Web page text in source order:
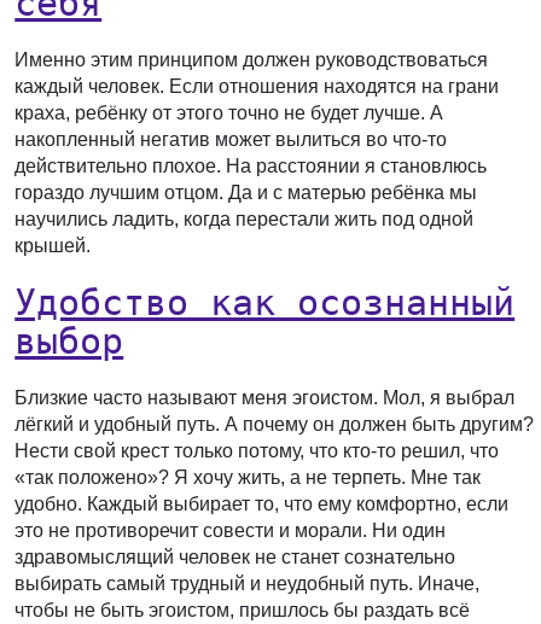
Именно этим принципом должен руководствоваться
каждый человек. Если отношения находятся на грани
краха, ребёнку от этого точно не будет лучше. А
накопленный негатив может вылиться во что-то
действительно плохое. На расстоянии я становлюсь
гораздо лучшим отцом. Да и с матерью ребёнка мы
научились ладить, когда перестали жить под одной
крышей.
Удобство как осознанный
выбор
Близкие часто называют меня эгоистом. Мол, я выбрал
лёгкий и удобный путь. А почему он должен быть другим?
Нести свой крест только потому, что кто-то решил, что
«так положено»? Я хочу жить, а не терпеть. Мне так
удобно. Каждый выбирает то, что ему комфортно, если
это не противоречит совести и морали. Ни один
здравомыслящий человек не станет сознательно
выбирать самый трудный и неудобный путь. Иначе,
чтобы не быть эгоистом, пришлось бы раздать всё